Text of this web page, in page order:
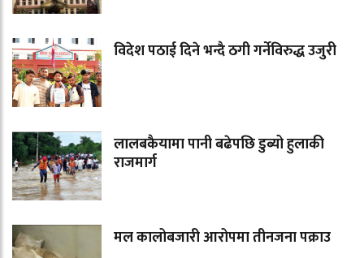
विदेश पठाई दिने भन्दै ठगी गर्नेविरुद्ध उजुरी
लालबकैयामा पानी बढेपछि डुब्यो हुलाकी
राजमार्ग
मल कालोबजारी आरोपमा तीनजना पक्राउ